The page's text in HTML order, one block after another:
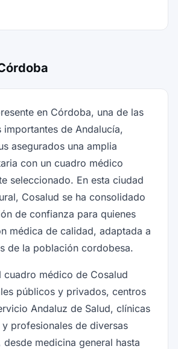
en Córdoba, una de las
importantes de Andalucía,
asegurados una amplia
con un cuadro médico
seleccionado. En esta ciudad
Cosalud se ha consolidado
de confianza para quienes
médica de calidad, adaptada a
de la población cordobesa.
cuadro médico de Cosalud
públicos y privados, centros
Andaluz de Salud, clínicas
profesionales de diversas
desde medicina general hasta